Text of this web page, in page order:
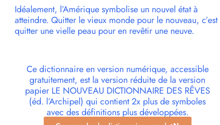
Idéalement, l’Amérique symbolise un nouvel état à
atteindre. Quitter le vieux monde pour le nouveau, c’est
quitter une vielle peau pour en revêtir une neuve.
Ce dictionnaire en version numérique, accessible
gratuitement, est la version réduite de la version
papier LE NOUVEAU DICTIONNAIRE DES RÊVES
(éd. l’Archipel) qui contient 2x plus de symboles
avec des définitions plus développées.